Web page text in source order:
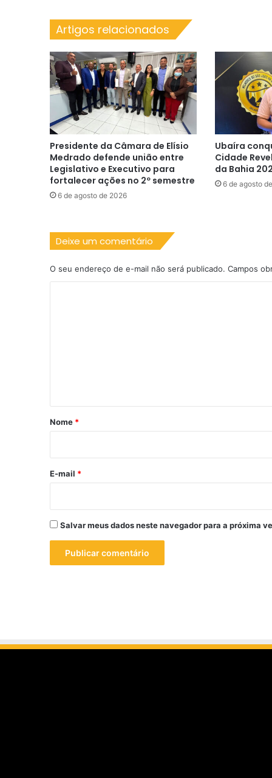
o
deputado
Rogério
Andrade
Artigos relacionados
Presidente da Câmara de Elísio
Medrado defende união entre
Legislativo e Executivo para
fortalecer ações no 2º semestre
6 de agosto de 2026
Ubaíra
Cidade
da Bahia
6 de agosto
Deixe um comentário
O seu endereço de e-mail não será publicado. Campos
r
*
Nome *
E-mail *
Salvar meus dados neste navegador para a próxima